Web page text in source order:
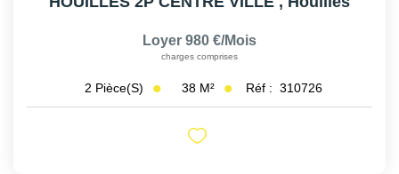
Loyer 980 €/mois
charges comprises
2 Pièce(s) 38 M² Réf : 310726